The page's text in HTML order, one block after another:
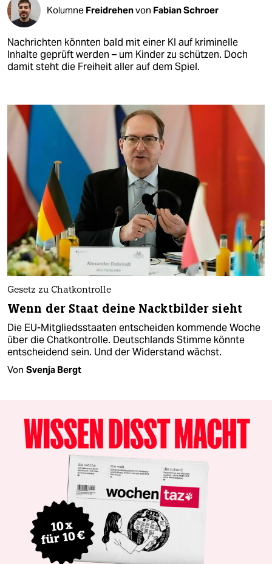
Kolumne Freidrehenvon Fabian Schroer
Nachrichten könnten bald mit einer KI auf kriminelle
Inhalte geprüft werden – um Kinder zu schützen. Doch
damit steht die Freiheit aller auf dem Spiel.
Gesetz zu Chatkontrolle
Wenn der Staat deine Nacktbilder sieht
Die EU-Mitgliedsstaaten entscheiden kommende Woche
über die Chatkontrolle. Deutschlands Stimme könnte
entscheidend sein. Und der Widerstand wächst.
Von Svenja Bergt